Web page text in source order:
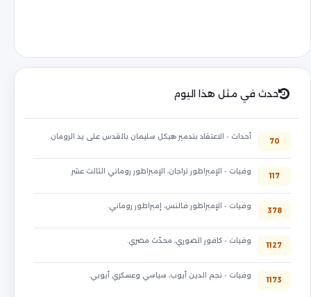
حدث في مثل هذا اليوم
70
أحداث - الاعتقاد بتدمير هيكل سليمان بالقدس على يد الرومان.
117
وفيات - الإمبراطور تراجان، الإمبراطور روماني الثالث عشر.
378
وفيات - الإمبراطور فالنس، إمبراطور روماني.
1127
وفيات - كافور الصوري، محدّث مصري.
1173
وفيات - نجم الدين أيوب، سياسي وعسكري أيوبي.